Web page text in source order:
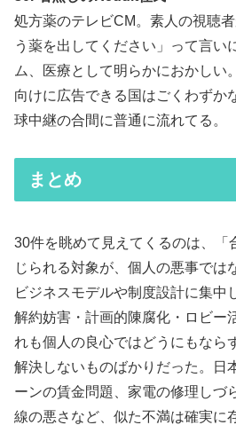
処方薬のテレビCM。素人の視聴
う薬を出してください」って言い
ム、医療として明らかにおかしい
向けに広告できる国はごくわずか
球中継の合間に普通に流れてる。
まとめ
30件を眺めて見えてくるのは、「
じられる対象が、個人の悪事では
ビジネスモデルや制度設計に集中
解約妨害・計画的陳腐化・ロビー
れも個人の良心ではどうにもなら
解決しないものばかりだった。日
ーンの賃金問題、家電の修理しづ
線の悪さなど、似た不満は確実に